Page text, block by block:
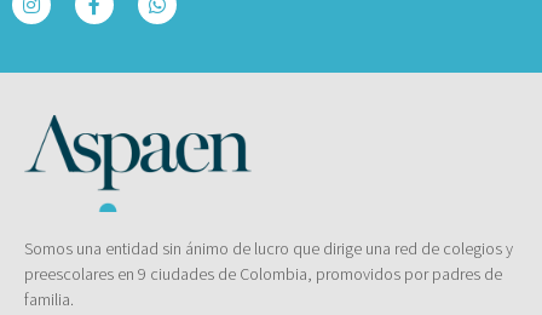
Somos una entidad sin ánimo de lucro que dirige una red de colegios y
preescolares en 9 ciudades de Colombia, promovidos por padres de
familia.